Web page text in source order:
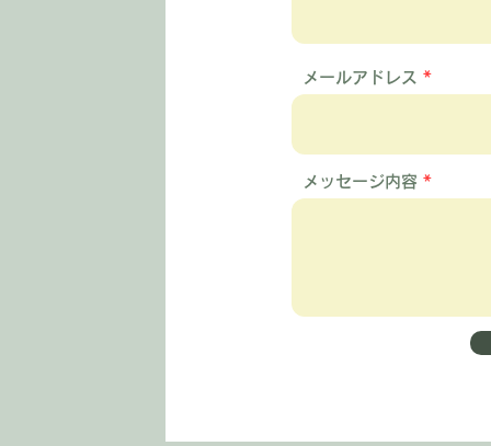
メールアドレス
メッセージ内容